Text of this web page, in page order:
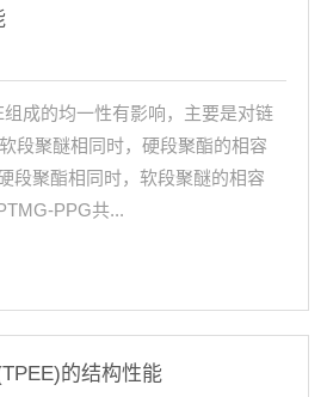
成的均一性有影响，主要是对链
段聚醚相同时，硬段聚酯的相容
段聚酯相同时，软段聚醚的相容
PPG共...
的结构性能